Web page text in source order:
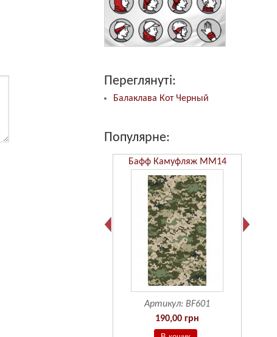
Переглянуті:
Балаклава Кот Черный
Популярне:
Бафф Камуфляж ММ14
Артикул: BF601
190,00 грн